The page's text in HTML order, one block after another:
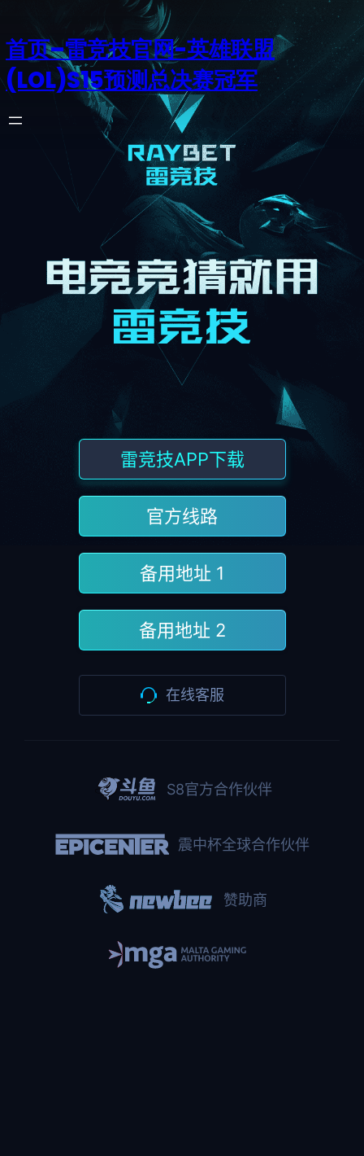
首页–雷竞技官网-英雄联盟
(LOL)S15预测总决赛冠军